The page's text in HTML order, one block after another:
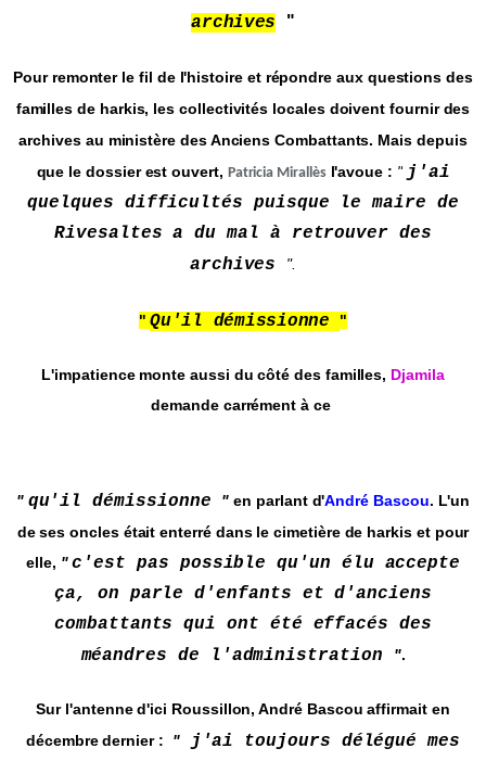
archives
"
Pour remonter le fil de l'histoire et répondre aux questions des
familles de harkis, les collectivités locales doivent fournir des
archives au ministère des Anciens Combattants. Mais depuis
que le dossier est ouvert, Patricia Mirallèsl'avoue : " j'ai
quelques difficultés puisque le maire de
Rivesaltes a du mal à retrouver des
archives
".
"Qu'il démissionne "
L'impatience monte aussi du côté des familles, Djamila
demande carrément à ce
" qu'il démissionne " en parlant d'André Bascou. L'un
de ses oncles était enterré dans le cimetière de harkis et pour
elle, "c'est pas possible qu'un élu accepte
ça, on parle d'enfants et d'anciens
combattants qui ont été effacés des
méandres de l'administration
".
Sur l'antenne d'ici Roussillon, André Bascou affirmait en
décembre dernier : "
j'ai toujours délégué mes